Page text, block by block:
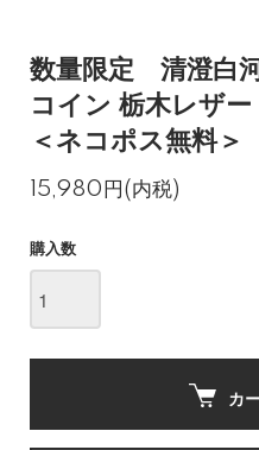
数量限定 清澄白
コイン 栃木レザ
＜ネコポス無料＞
15,980円(内税)
購入数
カ